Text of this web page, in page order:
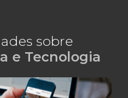
sobre
e Tecnologia